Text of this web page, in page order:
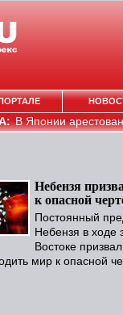
В Японии
Небензя
к опасной
Постоянный
Небензя в ходе
Востоке
мир к опасной